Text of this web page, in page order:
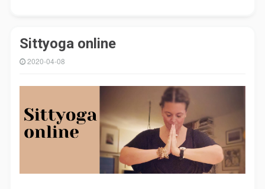
Sittyoga online
2020-04-08